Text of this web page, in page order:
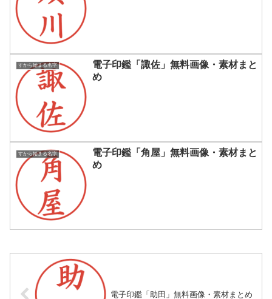
すから始まる名字
電子印鑑「諏佐」無料画像・素材まと
め
すから始まる名字
電子印鑑「角屋」無料画像・素材まと
め
電子印鑑「助田」無料画像・素材まとめ